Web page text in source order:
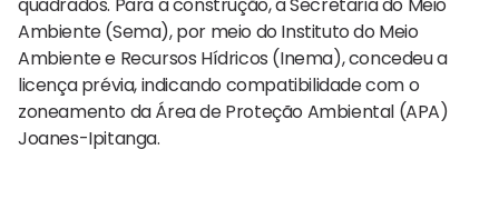
Ambiente (Sema), por meio do Instituto do Meio
Ambiente e Recursos Hídricos (Inema), concedeu a
licença prévia, indicando compatibilidade com o
zoneamento da Área de Proteção Ambiental (APA)
Joanes-Ipitanga.